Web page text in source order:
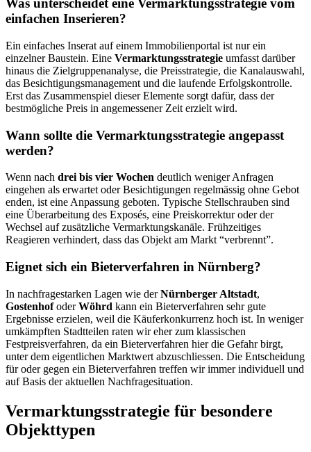
Was unterscheidet eine Vermarktungsstrategie vom
einfachen Inserieren?
Ein einfaches Inserat auf einem Immobilienportal ist nur ein
einzelner Baustein. Eine Vermarktungsstrategie umfasst darüber
hinaus die Zielgruppenanalyse, die Preisstrategie, die Kanalauswahl,
das Besichtigungsmanagement und die laufende Erfolgskontrolle.
Erst das Zusammenspiel dieser Elemente sorgt dafür, dass der
bestmögliche Preis in angemessener Zeit erzielt wird.
Wann sollte die Vermarktungsstrategie angepasst
werden?
Wenn nach drei bis vier Wochen deutlich weniger Anfragen
eingehen als erwartet oder Besichtigungen regelmässig ohne Gebot
enden, ist eine Anpassung geboten. Typische Stellschrauben sind
eine Überarbeitung des Exposés, eine Preiskorrektur oder der
Wechsel auf zusätzliche Vermarktungskanäle. Frühzeitiges
Reagieren verhindert, dass das Objekt am Markt “verbrennt”.
Eignet sich ein Bieterverfahren in Nürnberg?
In nachfragestarken Lagen wie derNürnberger Altstadt,
GostenhofoderWöhrd kann ein Bieterverfahren sehr gute
Ergebnisse erzielen, weil die Käuferkonkurrenz hoch ist. In weniger
umkämpften Stadtteilen raten wir eher zum klassischen
Festpreisverfahren, da ein Bieterverfahren hier die Gefahr birgt,
unter dem eigentlichen Marktwert abzuschliessen. Die Entscheidung
für oder gegen ein Bieterverfahren treffen wir immer individuell und
auf Basis der aktuellen Nachfragesituation.
Vermarktungsstrategie für besondere
Objekttypen